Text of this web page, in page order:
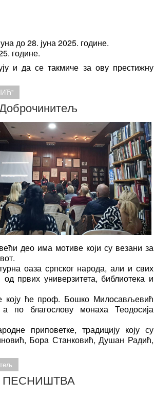
до 28. јуна 2025. године.
године.
и да се такмиче за ову престижну
део има мотиве који су везани за
оаза српског народа, али и свих
првих универзитета, библиотека и
коју ће проф. Бошко Милосављевић
по благослову монаха Теодосија
приповетке, традицију коју су
Бора Станковић, Душан Радић,
ПЕСНИШТВА